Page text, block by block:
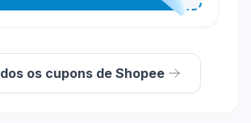
os cupons de Shopee